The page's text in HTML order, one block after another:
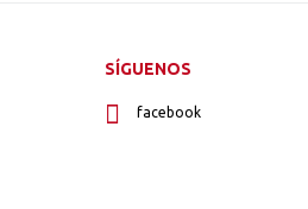
SÍGUENOS
facebook